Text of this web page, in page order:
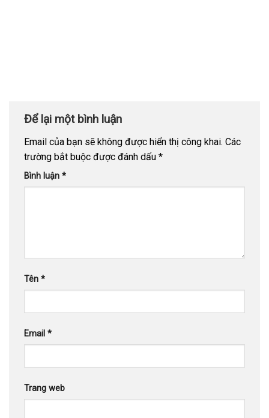
Để lại một bình luận
Email của bạn sẽ không được hiển thị công khai. Các
trường bắt buộc được đánh dấu *
Bình luận *
Tên *
Email *
Trang web